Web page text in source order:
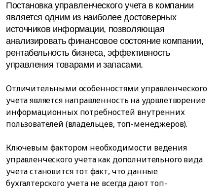
Постановка управленческого учета в компании
является одним из наиболее достоверных
источников информации, позволяющая
анализировать финансовое состояние компании,
рентабельность бизнеса, эффективность
управления товарами и запасами.
Отличительными особенностями управленческого
учета является направленность на удовлетворение
информационных потребностей внутренних
пользователей (владельцев, топ-менеджеров).
Ключевым фактором необходимости ведения
управленческого учета как дополнительного вида
учета становится тот факт, что данные
бухгалтерского учета не всегда дают топ-